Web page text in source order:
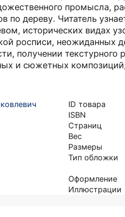
промысла,
дереву. Читатель
исторических видах
росписи, неожиданных
получении текстурного
и сюжетных
ID товара
ISBN
Страниц
Вес
Размеры
Тип обложки
Оформление
Иллюстрации